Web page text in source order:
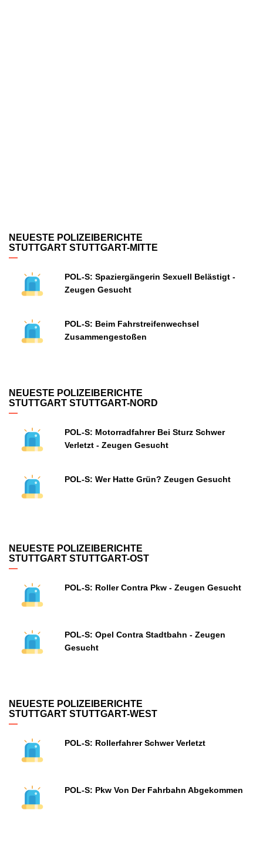
NEUESTE POLIZEIBERICHTE
STUTTGART STUTTGART-MITTE
POL-S: Spaziergängerin Sexuell Belästigt -
Zeugen Gesucht
POL-S: Beim Fahrstreifenwechsel
Zusammengestoßen
NEUESTE POLIZEIBERICHTE
STUTTGART STUTTGART-NORD
POL-S: Motorradfahrer Bei Sturz Schwer
Verletzt - Zeugen Gesucht
POL-S: Wer Hatte Grün? Zeugen Gesucht
NEUESTE POLIZEIBERICHTE
STUTTGART STUTTGART-OST
POL-S: Roller Contra Pkw - Zeugen Gesucht
POL-S: Opel Contra Stadtbahn - Zeugen
Gesucht
NEUESTE POLIZEIBERICHTE
STUTTGART STUTTGART-WEST
POL-S: Rollerfahrer Schwer Verletzt
POL-S: Pkw Von Der Fahrbahn Abgekommen